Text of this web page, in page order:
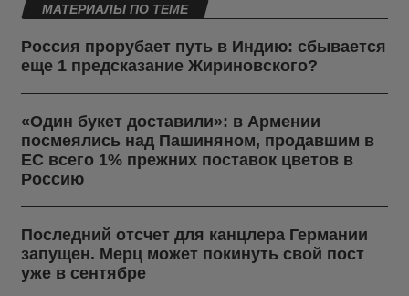
МАТЕРИАЛЫ ПО ТЕМЕ
Россия прорубает путь в Индию: сбывается
еще 1 предсказание Жириновского?
«Один букет доставили»: в Армении
посмеялись над Пашиняном, продавшим в
ЕС всего 1% прежних поставок цветов в
Россию
Последний отсчет для канцлера Германии
запущен. Мерц может покинуть свой пост
уже в сентябре